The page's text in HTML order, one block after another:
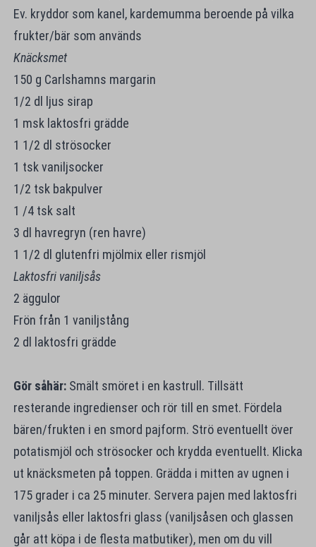
Ev. kryddor som kanel, kardemumma beroende på vilka
frukter/bär som används
Knäcksmet
150 g Carlshamns margarin
1/2 dl ljus sirap
1 msk laktosfri grädde
1 1/2 dl strösocker
1 tsk vaniljsocker
1/2 tsk bakpulver
1 /4 tsk salt
3 dl havregryn (ren havre)
1 1/2 dl glutenfri mjölmix eller rismjöl
Laktosfri vaniljsås
2 äggulor
Frön från 1 vaniljstång
2 dl laktosfri grädde
Gör såhär: Smält smöret i en kastrull. Tillsätt
resterande ingredienser och rör till en smet. Fördela
bären/frukten i en smord pajform. Strö eventuellt över
potatismjöl och strösocker och krydda eventuellt. Klicka
ut knäcksmeten på toppen. Grädda i mitten av ugnen i
175 grader i ca 25 minuter. Servera pajen med laktosfri
vaniljsås eller laktosfri glass (vaniljsåsen och glassen
går att köpa i de flesta matbutiker), men om du vill